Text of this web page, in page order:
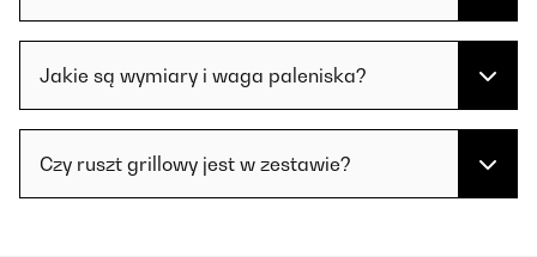
Jakie są wymiary i waga paleniska?
Czy ruszt grillowy jest w zestawie?